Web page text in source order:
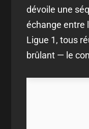
dévoile une
échange entre
Ligue 1, tous
brûlant — le